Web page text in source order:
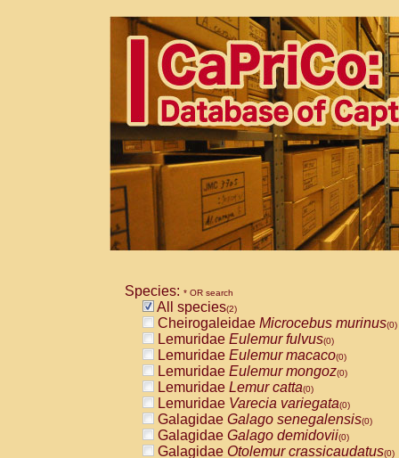
Species: * OR search
All species(2)
Cheirogaleidae Microcebus murinus(0)
Lemuridae Eulemur fulvus(0)
Lemuridae Eulemur macaco(0)
Lemuridae Eulemur mongoz(0)
Lemuridae Lemur catta(0)
Lemuridae Varecia variegata(0)
Galagidae Galago senegalensis(0)
Galagidae Galago demidovii(0)
Galagidae Otolemur crassicaudatus(0)